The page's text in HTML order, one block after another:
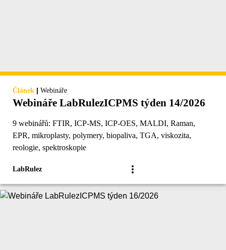
Článek | Webináře
Webináře LabRulezICPMS týden 14/2026
9 webinářů: FTIR, ICP-MS, ICP-OES, MALDI, Raman,
EPR, mikroplasty, polymery, biopaliva, TGA, viskozita,
reologie, spektroskopie
LabRulez